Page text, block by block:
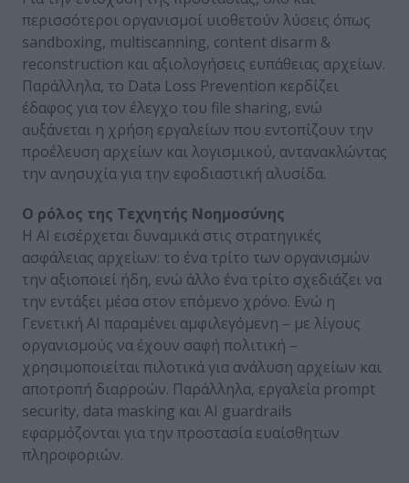
περισσότεροι οργανισμοί υιοθετούν λύσεις όπως
sandboxing, multiscanning, content disarm &
reconstruction και αξιολογήσεις ευπάθειας αρχείων.
Παράλληλα, το Data Loss Prevention κερδίζει
έδαφος για τον έλεγχο του file sharing, ενώ
αυξάνεται η χρήση εργαλείων που εντοπίζουν την
προέλευση αρχείων και λογισμικού, αντανακλώντας
την ανησυχία για την εφοδιαστική αλυσίδα.
Ο ρόλος της Τεχνητής Νοημοσύνης
Η AI εισέρχεται δυναμικά στις στρατηγικές
ασφάλειας αρχείων: το ένα τρίτο των οργανισμών
την αξιοποιεί ήδη, ενώ άλλο ένα τρίτο σχεδιάζει να
την εντάξει μέσα στον επόμενο χρόνο. Ενώ η
Γενετική AI παραμένει αμφιλεγόμενη – με λίγους
οργανισμούς να έχουν σαφή πολιτική –
χρησιμοποιείται πιλοτικά για ανάλυση αρχείων και
αποτροπή διαρροών. Παράλληλα, εργαλεία prompt
security, data masking και AI guardrails
εφαρμόζονται για την προστασία ευαίσθητων
πληροφοριών.